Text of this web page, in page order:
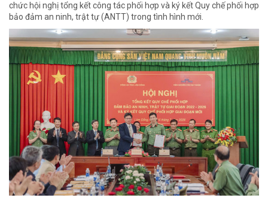
chức hội nghị tổng kết công tác phối hợp và ký kết Quy chế phối hợp
bảo đảm an ninh, trật tự (ANTT) trong tình hình mới.